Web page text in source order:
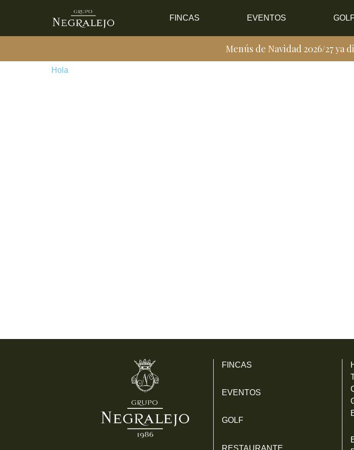
FINCAS
EVENTOS
Menús de Navidad 2026/27 ya
Hola
FINCAS
EVENTOS
GOLF
RESTAURANTE